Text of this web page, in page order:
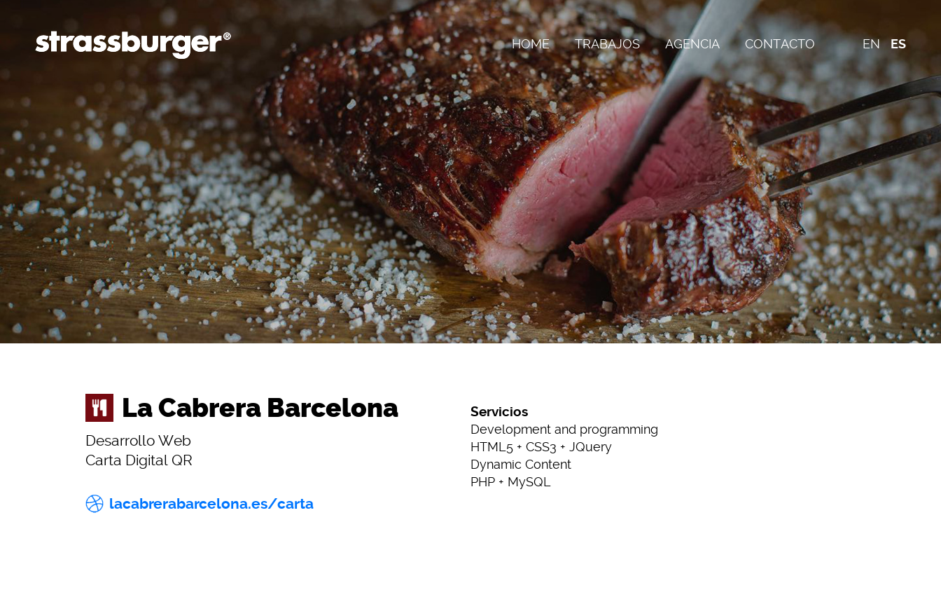
HOME TRABAJOS AGENCIA CONTACTO EN ES
La Cabrera Barcelona
Desarrollo Web
Carta Digital QR
lacabrerabarcelona.es/carta
Servicios
Development and programming
HTML5 + CSS3 + JQuery
Dynamic Content
PHP + MySQL